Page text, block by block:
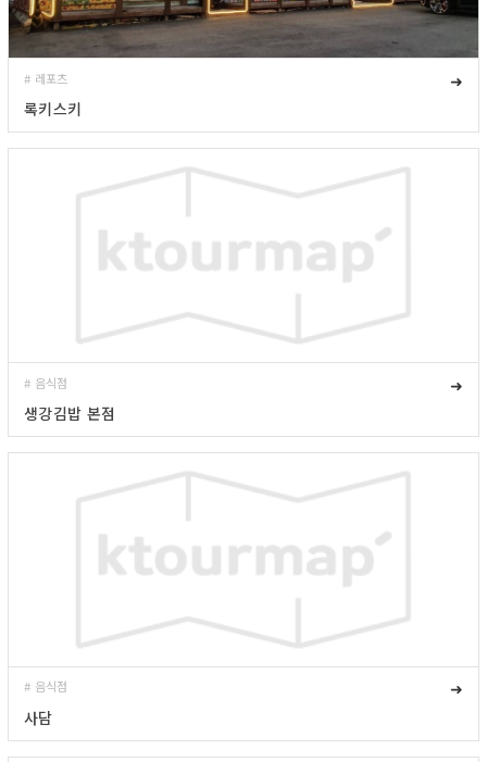
# 레포츠
➜
록키스키
# 음식점
➜
생강김밥 본점
# 음식점
➜
사담